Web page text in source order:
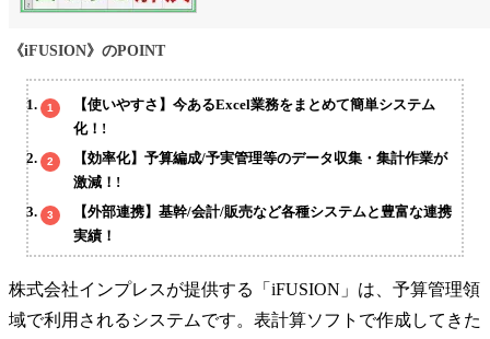
《iFUSION》のPOINT
【使いやすさ】今あるExcel業務をまとめて簡単システム
化！!
【効率化】予算編成/予実管理等のデータ収集・集計作業が
激減！!
【外部連携】基幹/会計/販売など各種システムと豊富な連携
実績！
株式会社インプレスが提供する「iFUSION」は、予算管理領
域で利用されるシステムです。表計算ソフトで作成してきた